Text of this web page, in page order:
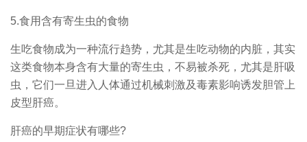
5.食用含有寄生虫的食物
生吃食物成为一种流行趋势，尤其是生吃动物的内脏，其实
这类食物本身含有大量的寄生虫，不易被杀死，尤其是肝吸
虫，它们一旦进入人体通过机械刺激及毒素影响诱发胆管上
皮型肝癌。
肝癌的早期症状有哪些?